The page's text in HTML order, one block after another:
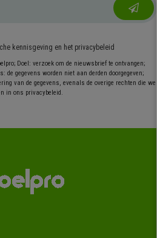
kennisgeving en het privacybeleid
Doel: verzoek om de nieuwsbrief te ontvangen;
de gegevens worden niet aan derden doorgegeven;
van de gegevens, evenals de overige rechten die we
in ons privacybeleid.